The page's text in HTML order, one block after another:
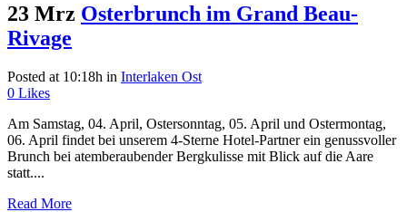
23 Mrz Osterbrunch im Grand Beau-
Rivage
Posted at 10:18h in Interlaken Ost
0 Likes
Am Samstag, 04. April, Ostersonntag, 05. April und Ostermontag,
06. April findet bei unserem 4-Sterne Hotel-Partner ein genussvoller
Brunch bei atemberaubender Bergkulisse mit Blick auf die Aare
statt....
Read More